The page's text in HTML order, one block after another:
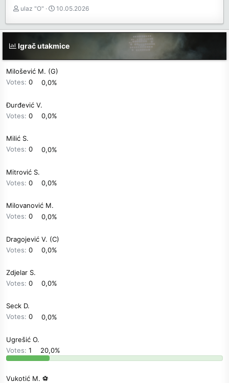
З
ч
т
к
т
м
е
ulaz "O"
Д
т
м
о
к
р
а
10.05.2026
Igrač utakmice
Milošević M. (G)
Votes: 0 0,0%
Đurđević V.
Votes: 0 0,0%
Milić S.
Votes: 0 0,0%
Mitrović S.
Votes: 0 0,0%
Milovanović M.
Votes: 0 0,0%
Dragojević V. (C)
Votes: 0 0,0%
Zdjelar S.
Votes: 0 0,0%
Seck D.
Votes: 0 0,0%
Ugrešić O.
Votes: 1 20,0%
Vukotić M. ⚽